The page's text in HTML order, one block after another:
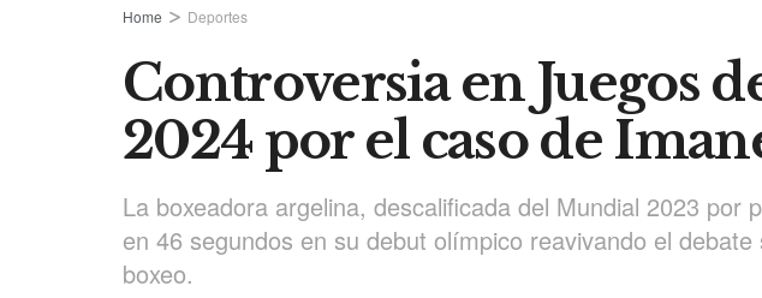
Home Deportes
Controversia en Juegos
2024 por el caso de
La boxeadora argelina, descalificada del Mundial 2023 por
en 46 segundos en su debut olímpico reavivando el
boxeo.